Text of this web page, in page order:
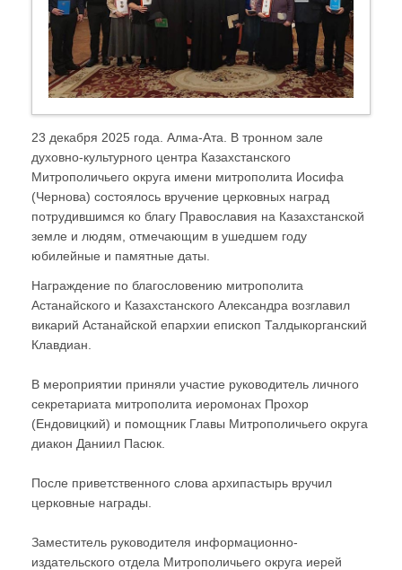
23 декабря 2025 года. Алма-Ата. В тронном зале
духовно-культурного центра Казахстанского
Митрополичьего округа имени митрополита Иосифа
(Чернова) состоялось вручение церковных наград
потрудившимся ко благу Православия на Казахстанской
земле и людям, отмечающим в ушедшем году
юбилейные и памятные даты.
Награждение по благословению митрополита
Астанайского и Казахстанского Александра возглавил
викарий Астанайской епархии епископ Талдыкорганский
Клавдиан.
В мероприятии приняли участие руководитель личного
секретариата митрополита иеромонах Прохор
(Ендовицкий) и помощник Главы Митрополичьего округа
диакон Даниил Пасюк.
После приветственного слова архипастырь вручил
церковные награды.
Заместитель руководителя информационно-
издательского отдела Митрополичьего округа иерей